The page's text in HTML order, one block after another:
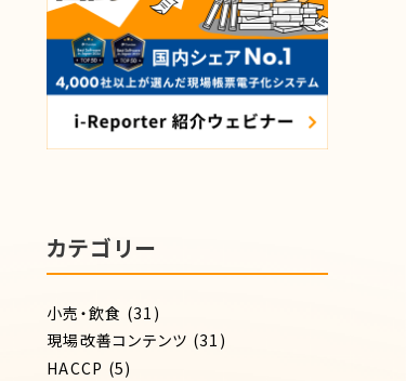
カテゴリー
小売・飲食 (31)
現場改善コンテンツ (31)
HACCP (5)